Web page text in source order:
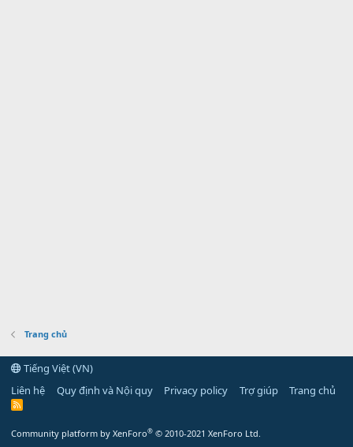
Trang chủ
Tiếng Việt (VN)
Liên hệ
Quy định và Nội quy Privacy policy Trợ giúp Trang chủ
R
Community platform by XenForo® © 2010-2021 XenForo Ltd.